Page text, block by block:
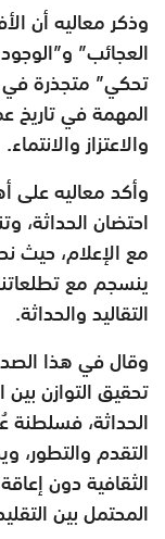
وذكر معاليه أن
العجائب”
تحكي” متجذرة
المهمة في تاريخ
والاعتزاز والانتماء.
وأكد معاليه على
احتضان الحداثة،
مع الإعلام، حيث
ينسجم مع
التقاليد والحداثة.
وقال في هذا
تحقيق التوازن بين
الحداثة، فسلطنة
التقدم والتطور،
الثقافية دون
المحتمل بين